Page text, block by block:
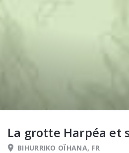
La grotte Harpéa et
BIHURRIKO OÏHANA, FR